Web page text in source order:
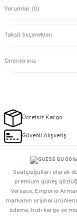
Yorumlar (0)
Taksit Seçenekleri
Önerileriniz
Ücretsiz Kargo
Güvenli Alışveriş
Saatçioğulları⁠ olarak
premium güneş
Versace, Emporio
markanın orijinal
ödeme, hızlı kargo ve